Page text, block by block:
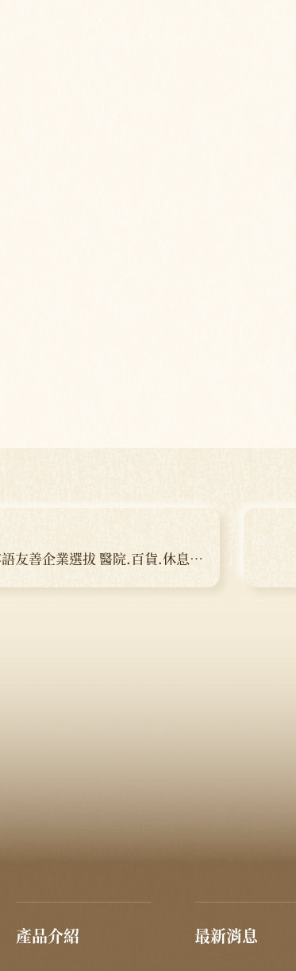
友善企業選拔 醫院.百貨.休息站
產品介紹 最新消息